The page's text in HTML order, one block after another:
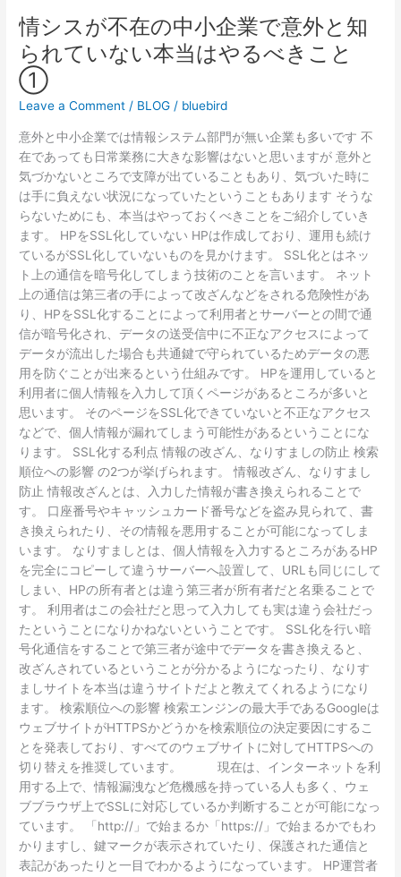
情シスが不在の中小企業で意外と知
られていない本当はやるべきこと
①
Leave a Comment / BLOG / bluebird
意外と中小企業では情報システム部門が無い企業も多いです 不
在であっても日常業務に大きな影響はないと思いますが 意外と
気づかないところで支障が出ていることもあり、気づいた時に
は手に負えない状況になっていたということもあります そうな
らないためにも、本当はやっておくべきことをご紹介していき
ます。 HPをSSL化していない HPは作成しており、運用も続け
ているがSSL化していないものを見かけます。 SSL化とはネッ
ト上の通信を暗号化してしまう技術のことを言います。 ネット
上の通信は第三者の手によって改ざんなどをされる危険性があ
り、HPをSSL化することによって利用者とサーバーとの間で通
信が暗号化され、データの送受信中に不正なアクセスによって
データが流出した場合も共通鍵で守られているためデータの悪
用を防ぐことが出来るという仕組みです。 HPを運用していると
利用者に個人情報を入力して頂くページがあるところが多いと
思います。 そのページをSSL化できていないと不正なアクセス
などで、個人情報が漏れてしまう可能性があるということにな
ります。 SSL化する利点 情報の改ざん、なりすましの防止 検索
順位への影響 の2つが挙げられます。 情報改ざん、なりすまし
防止 情報改ざんとは、入力した情報が書き換えられることで
す。 口座番号やキャッシュカード番号などを盗み見られて、書
き換えられたり、その情報を悪用することが可能になってしま
います。 なりすましとは、個人情報を入力するところがあるHP
を完全にコピーして違うサーバーへ設置して、URLも同じにして
しまい、HPの所有者とは違う第三者が所有者だと名乗ることで
す。 利用者はこの会社だと思って入力しても実は違う会社だっ
たということになりかねないということです。 SSL化を行い暗
号化通信をすることで第三者が途中でデータを書き換えると、
改ざんされているということが分かるようになったり、なりす
ましサイトを本当は違うサイトだよと教えてくれるようになり
ます。 検索順位への影響 検索エンジンの最大手であるGoogleは
ウェブサイトがHTTPSかどうかを検索順位の決定要因にするこ
とを発表しており、すべてのウェブサイトに対してHTTPSへの
切り替えを推奨しています。 現在は、インターネットを利
用する上で、情報漏洩など危機感を持っている人も多く、ウェ
ブブラウザ上でSSLに対応しているか判断することが可能になっ
ています。 「http://」で始まるか「https://」で始まるかでもわ
かりますし、鍵マークが表示されていたり、保護された通信と
表記があったりと一目でわかるようになっています。 HP運営者
知
ら
れ
て
い
い
本
当
は
や
る
べ
き
こ
と
①